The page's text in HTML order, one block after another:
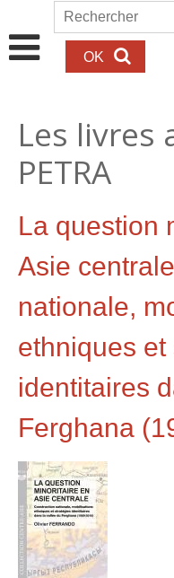
Aller au contenu principal
Rechercher
Les livres
PETRA
La question
Asie
nationale,
ethniques et
identitaires
Ferghana